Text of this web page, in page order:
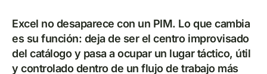
Excel no desaparece con un PIM. Lo que cambia
es su función: deja de ser el centro improvisado
del catálogo y pasa a ocupar un lugar táctico, útil
y controlado dentro de un flujo de trabajo más